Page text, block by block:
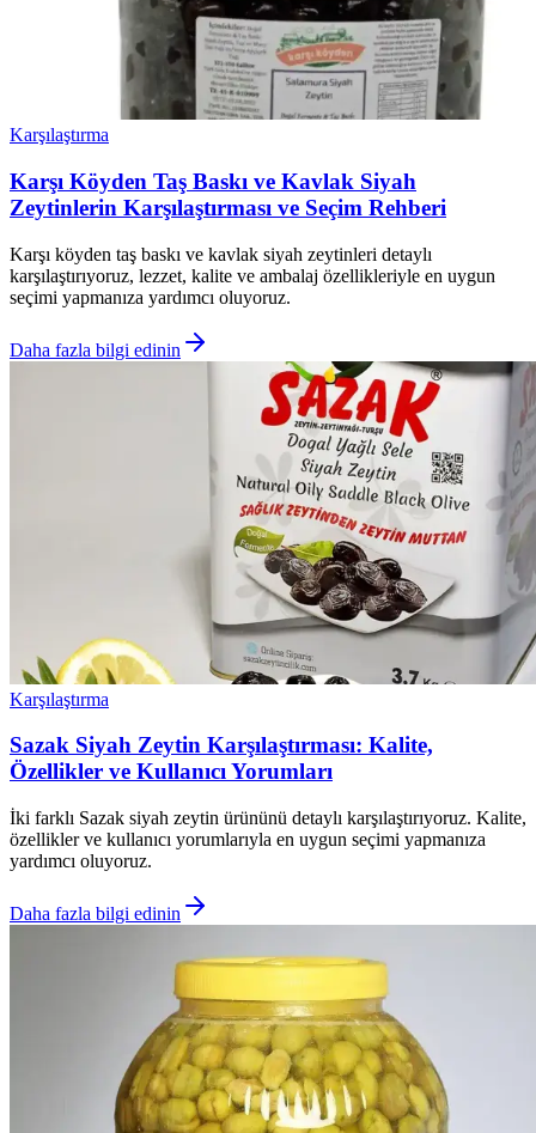
Karşılaştırma
Karşı Köyden Taş Baskı ve Kavlak Siyah
Zeytinlerin Karşılaştırması ve Seçim Rehberi
Karşı köyden taş baskı ve kavlak siyah zeytinleri detaylı
karşılaştırıyoruz, lezzet, kalite ve ambalaj özellikleriyle en uygun
seçimi yapmanıza yardımcı oluyoruz.
Daha fazla bilgi edinin
Karşılaştırma
Sazak Siyah Zeytin Karşılaştırması: Kalite,
Özellikler ve Kullanıcı Yorumları
İki farklı Sazak siyah zeytin ürününü detaylı karşılaştırıyoruz. Kalite,
özellikler ve kullanıcı yorumlarıyla en uygun seçimi yapmanıza
yardımcı oluyoruz.
Daha fazla bilgi edinin